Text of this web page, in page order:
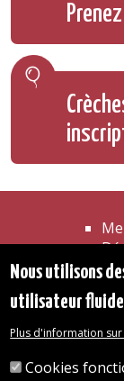
Nous utilisons
utilisateur
Plus d'information
Cookies